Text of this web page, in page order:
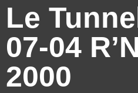
Le
07-04
2000